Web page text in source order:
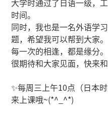
大学时通过了日语一级，
时间。
同时，我也是一名外语学
题，希望我可以帮到大家。
每一次的相逢，都是缘分。
很期待和大家见面，快来
✨每周三上午10点（日本
来上课哦~(*^_^*)